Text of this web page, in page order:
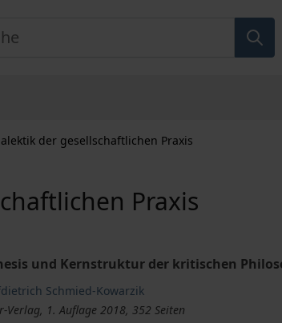
der gesellschaftlichen Praxis
Praxis
und Kernstruktur der kritischen
Schmied-Kowarzik
Verlag, 1. Auflage 2018, 352 Seiten